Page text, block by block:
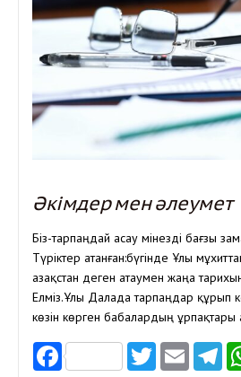
Әкімдер мен әлеумет
Біз-тарпаңдай асау мінезді бағзы
Түріктер атанған:бүгінде Ұлы
Қазақстан деген атаумен жаңа
Елміз.Ұлы Далада тарпаңдар құрып
көзін көрген бабалардың ұрпақтары
FacebookTwitter